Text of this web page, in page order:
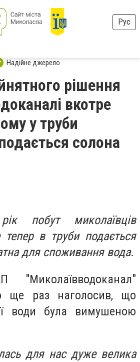
Рус
Надійне джерело
рішення
вкотре
у труби
солона
побут миколаївців
в труби подається
для споживання вода.
"Миколаївводоканал"
ще раз наголосив, що
води була вимушеною
для нас дуже велика